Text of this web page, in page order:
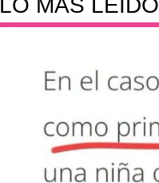
LO MÁS LEÍDO